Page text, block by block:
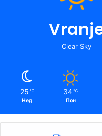
Clear Sky
25 ℃
Нед
34 ℃
Пон